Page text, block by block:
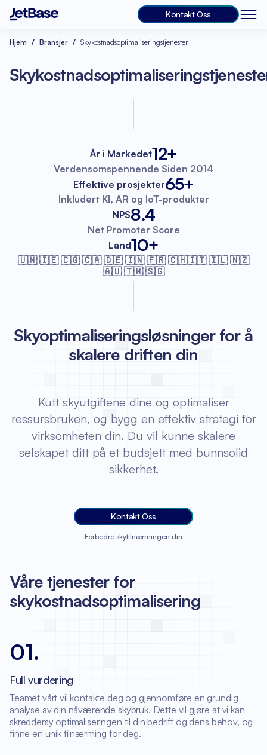
Kontakt Oss
Hjem Bransjer Skykostnadsoptimaliseringstjenester
År i Markedet12+
Verdensomspennende Siden 2014
Effektive prosjekter65+
Inkludert KI, AR og IoT-produkter
NPS8.4
Net Promoter Score
Land10+
🇺🇲 🇮🇪 🇨🇬 🇨🇦 🇩🇪 🇮🇳 🇫🇷🇨🇭🇮🇹 🇮🇱 🇳🇿
🇦🇺 🇹🇼 🇸🇬
Skyoptimaliseringsløsninger for å
skalere driften din
Kutt skyutgiftene dine og optimaliser
ressursbruken, og bygg en effektiv strategi for
virksomheten din. Du vil kunne skalere
selskapet ditt på et budsjett med bunnsolid
sikkerhet.
Kontakt Oss
Forbedre skytilnærmingen din
Våre tjenester for
skykostnadsoptimalisering
01.
Full vurdering
Teamet vårt vil kontakte deg og gjennomføre en grundig
analyse av din nåværende skybruk. Dette vil gjøre at vi kan
skreddersy optimaliseringen til din bedrift og dens behov, og
finne en unik tilnærming for deg.